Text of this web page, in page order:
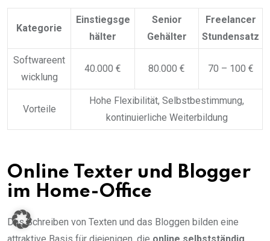
Kategorie
Einstiegsge
hälter
Senior
Gehälter
Freelancer
Stundensatz
Softwareent
wicklung
40.000 € 80.000 € 70 – 100 €
Vorteile
Hohe Flexibilität, Selbstbestimmung,
kontinuierliche Weiterbildung
Online Texter und Blogger
im Home-Office
Das Schreiben von Texten und das Bloggen bilden eine